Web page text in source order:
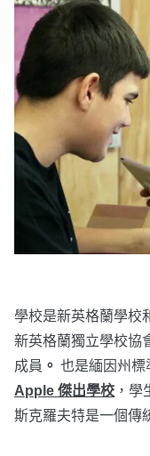
學校是新英格蘭學校
新英格蘭獨立學校協
成員 。 也是緬因州標
Apple 傑出學校 ，
斯克羅夫特是一個傳